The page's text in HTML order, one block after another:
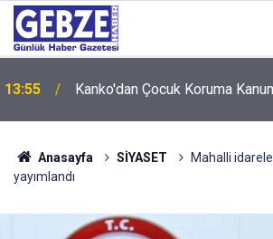
13:55 Kanko'dan Çocuk Koruma
Anasayfa SİYASET
Mahalli
yayımlandı